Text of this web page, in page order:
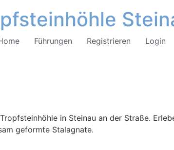
Führungen Registrieren Login
in Steinau an der Straße.
geformte Stalagnate.